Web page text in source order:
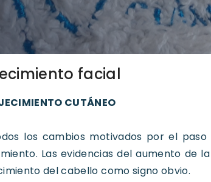
facial
CUTÁNEO
los cambios motivados por el
Las evidencias del aumento de
del cabello como signo obvio.